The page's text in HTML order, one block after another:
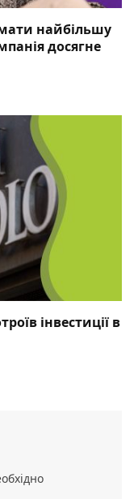
найбільшу
досягне
інвестиції в